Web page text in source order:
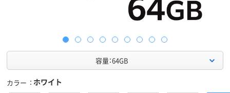
容量：64GB
カラー ホワイト